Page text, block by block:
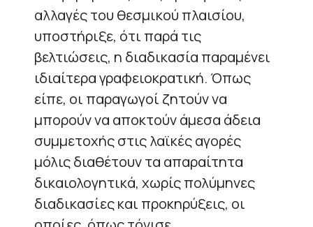
αλλαγές του θεσμικού πλαισίου,
υποστήριξε, ότι παρά τις
βελτιώσεις, η διαδικασία παραμένει
ιδιαίτερα γραφειοκρατική. Όπως
είπε, οι παραγωγοί ζητούν να
μπορούν να αποκτούν άμεσα άδεια
συμμετοχής στις λαϊκές αγορές
μόλις διαθέτουν τα απαραίτητα
δικαιολογητικά, χωρίς πολύμηνες
διαδικασίες και προκηρύξεις, οι